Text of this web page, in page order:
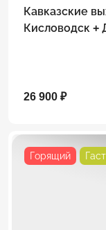
Кавказские
Кисловодск +
26 900 ₽
Горящий